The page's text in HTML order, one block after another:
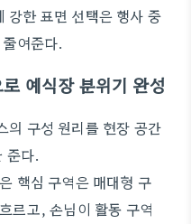
강한 표면 선택은 행사 중
여준다.
예식장 분위기 완성
의 구성 원리를 현장 공간
준다.
핵심 구역은 매대형 구
르고, 손님이 활동 구역